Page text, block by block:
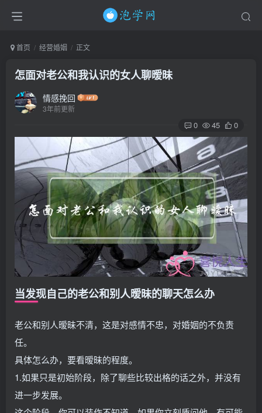
首页 经营婚姻 正文
怎面对老公和我认识的女人聊暧昧
情感挽回
3年前更新
0 45 0
当发现自己的老公和别人暧昧的聊天怎么办
老公和别人暧昧不清，这是对感情不忠，对婚姻的不负责
任。
具体怎么办，要看暧昧的程度。
1.如果只是初始阶段，除了聊些比较出格的话之外，并没有
进一步发展。